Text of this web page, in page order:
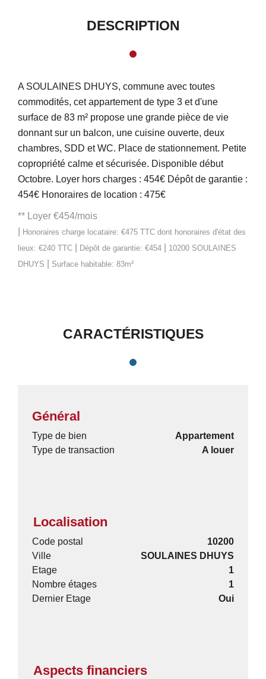
DESCRIPTION
A SOULAINES DHUYS, commune avec toutes
commodités, cet appartement de type 3 et d'une
surface de 83 m² propose une grande pièce de vie
donnant sur un balcon, une cuisine ouverte, deux
chambres, SDD et WC. Place de stationnement. Petite
copropriété calme et sécurisée. Disponible début
Octobre. Loyer hors charges : 454€ Dépôt de garantie :
454€ Honoraires de location : 475€
** Loyer €454/mois
Honoraires charge locataire: €475 TTC dont honoraires d'état des
lieux: €240 TTC
Dépôt de garantie: €454
10200 SOULAINES
DHUYS
Surface habitable: 83m²
CARACTÉRISTIQUES
Général
Type de bien
Appartement
Type de transaction
A louer
Localisation
Code postal
10200
Ville
SOULAINES DHUYS
Etage
1
Nombre étages
1
Dernier Etage
Oui
Aspects financiers